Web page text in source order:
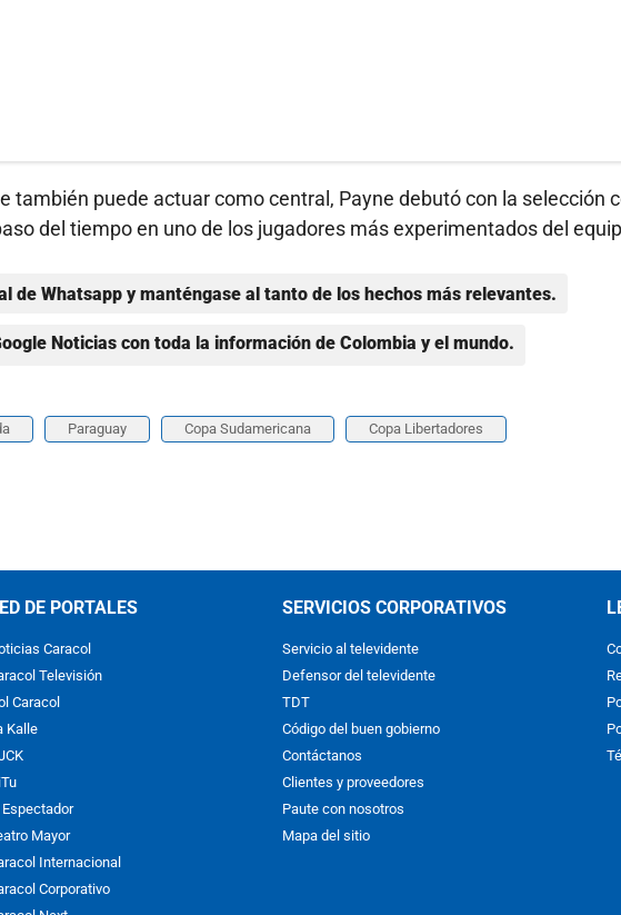
también puede actuar como central, Payne debutó con la selección
del tiempo en uno de los jugadores más experimentados del
de Whatsapp y manténgase al tanto de los hechos más relevantes.
Noticias con toda la información de Colombia y el mundo.
Paraguay Copa Sudamericana Copa Libertadores
DE PORTALES
Caracol
Televisión
Caracol
Kalle
Espectador
Mayor
Internacional
Corporativo
SERVICIOS CORPORATIVOS
Servicio al televidente
Defensor del televidente
TDT
Código del buen gobierno
Contáctanos
Clientes y proveedores
Paute con nosotros
Mapa del sitio